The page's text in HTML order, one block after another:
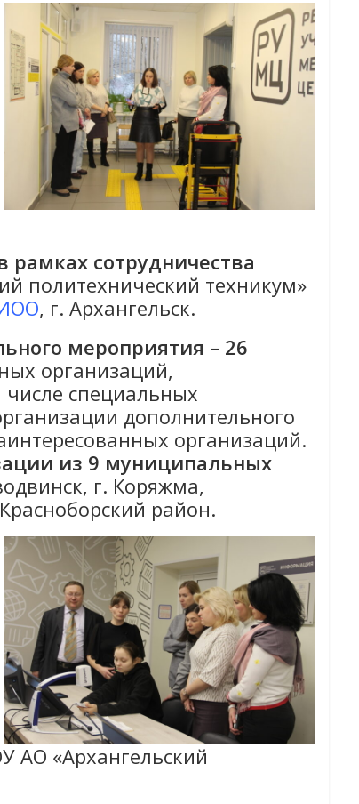
рамках сотрудничества
политехнический техникум»
, г. Архангельск.
мероприятия – 26
организаций,
специальных
дополнительного
организаций.
из 9 муниципальных
г. Коряжма,
район.
АО «Архангельский